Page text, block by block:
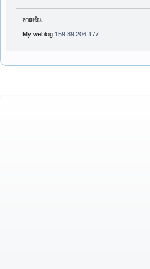
ลายเซ็น:
My weblog 159.89.206.177